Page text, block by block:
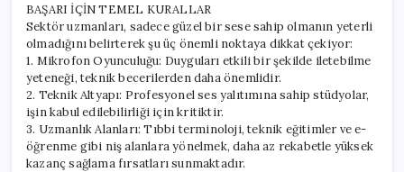
BAŞARI İÇİN TEMEL KURALLAR
Sektör uzmanları, sadece güzel bir sese sahip olmanın yeterli
olmadığını belirterek şu üç önemli noktaya dikkat çekiyor:
1. Mikrofon Oyunculuğu: Duyguları etkili bir şekilde iletebilme
yeteneği, teknik becerilerden daha önemlidir.
2. Teknik Altyapı: Profesyonel ses yalıtımına sahip stüdyolar,
işin kabul edilebilirliği için kritiktir.
3. Uzmanlık Alanları: Tıbbi terminoloji, teknik eğitimler ve e-
öğrenme gibi niş alanlara yönelmek, daha az rekabetle yüksek
kazanç sağlama fırsatları sunmaktadır.